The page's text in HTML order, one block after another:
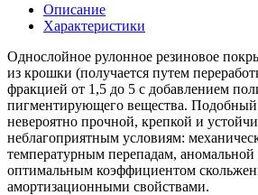
Описание
Характеристики
Однослойное рулонное резиновое
из крошки (получается путем
фракцией от 1,5 до 5 с добавлением
пигментирующего вещества. Подобный
невероятно прочной, крепкой и
неблагоприятным условиям:
температурным перепадам,
оптимальным коэффициентом
амортизационными свойствами.